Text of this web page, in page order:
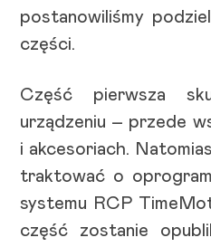
postanowiliśmy
części.
Część pierwsza
urządzeniu – przede
i akcesoriach.
traktować o
systemu RCP
część zostanie